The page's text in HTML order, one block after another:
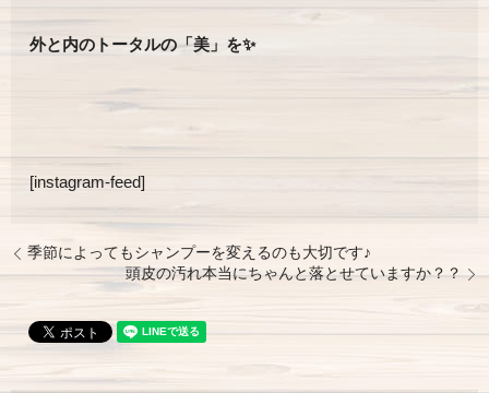
外と内のトータルの「美」を✨
[instagram-feed]
季節によってもシャンプーを変えるのも大切です♪
頭皮の汚れ本当にちゃんと落とせていますか？？